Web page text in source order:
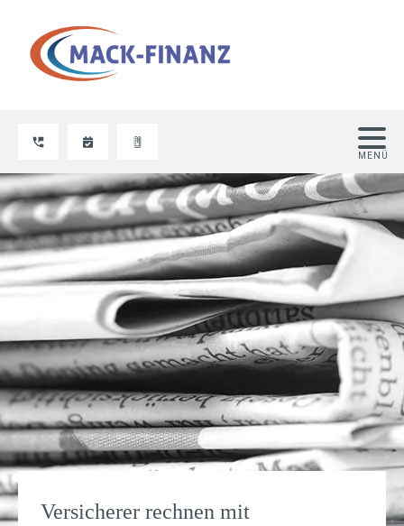
Versicherer rechnen mit